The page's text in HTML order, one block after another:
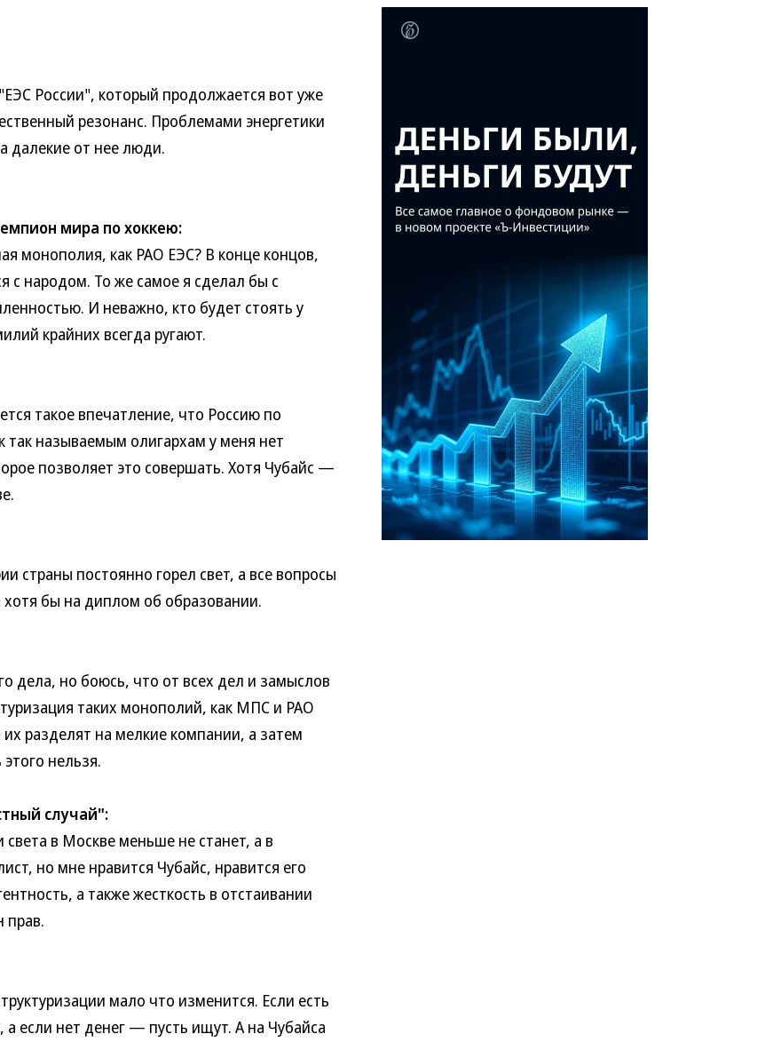
России", который продолжается вот уже
резонанс. Проблемами энергетики
далекие от нее люди.
мира по хоккею:
как РАО ЕЭС? В конце концов,
с народом. То же самое я сделал бы с
И неважно, кто будет стоять у
крайних всегда ругают.
такое впечатление, что Россию по
так называемым олигархам у меня нет
позволяет это совершать. Хотя Чубайс —
постоянно горел свет, а все вопросы
бы на диплом об образовании.
но боюсь, что от всех дел и замыслов
таких монополий, как МПС и РАО
разделят на мелкие компании, а затем
нельзя.
случай":
в Москве меньше не станет, а в
но мне нравится Чубайс, нравится его
а также жесткость в отстаивании
прав.
мало что изменится. Если есть
если нет денег — пусть ищут. А на Чубайса